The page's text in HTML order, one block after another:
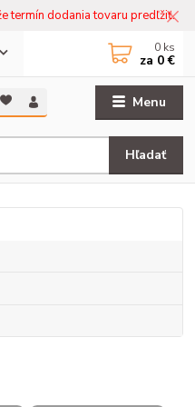
termín dodania tovaru predľžiť.
Menu
Hľadať
0 ks
za 0 €